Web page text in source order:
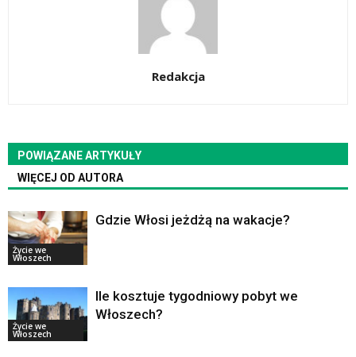
Redakcja
POWIĄZANE ARTYKUŁY
WIĘCEJ OD AUTORA
Życie we
Włoszech
Gdzie Włosi jeżdżą na wakacje?
Życie we
Włoszech
Ile kosztuje tygodniowy pobyt we
Włoszech?